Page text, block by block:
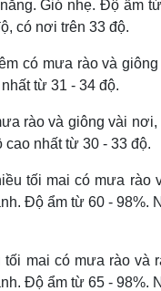
Gió nhẹ. Độ ẩm
có nơi trên 33 độ.
có mưa rào và
từ 31 - 34 độ.
rào và giông vài nơi,
nhất từ 30 - 33 độ.
tối mai có mưa rào
Độ ẩm từ 60 - 98%.
mai có mưa rào và
Độ ẩm từ 65 - 98%.